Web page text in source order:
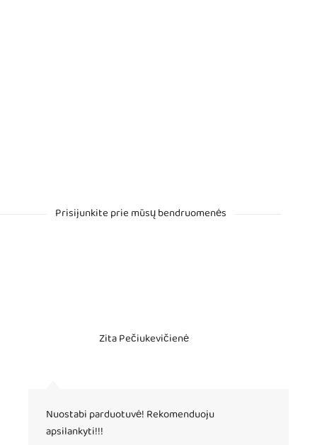
Prisijunkite prie mūsų bendruomenės
Zita Pečiukevičienė
Nuostabi parduotuvė! Rekomenduoju
apsilankyti!!!